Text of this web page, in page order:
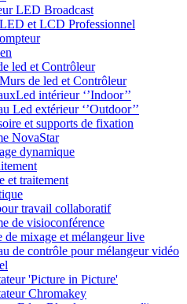
LED Broadcast
et LCD Professionnel
led et Contrôleur
de led et Contrôleur
intérieur ‘’Indoor’’
Led extérieur ‘’Outdoor’’
et supports de fixation
NovaStar
dynamique
et traitement
travail collaboratif
de visioconférence
de mixage et mélangeur live
de contrôle pour mélangeur vidéo
'Picture in Picture'
Chromakey